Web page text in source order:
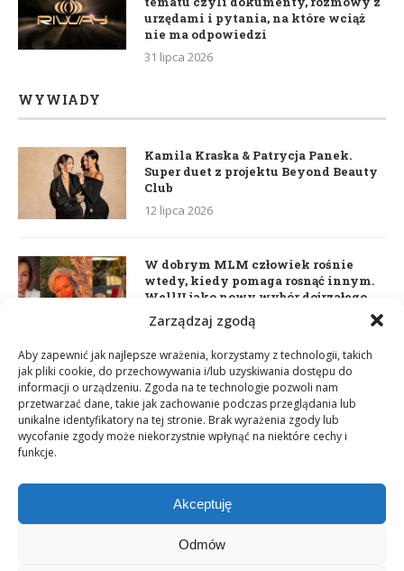
Zarządzaj zgodą
Aby zapewnić jak najlepsze wrażenia, korzystamy z technologii, takich
jak pliki cookie, do przechowywania i/lub uzyskiwania dostępu do
informacji o urządzeniu. Zgoda na te technologie pozwoli nam
przetwarzać dane, takie jak zachowanie podczas przeglądania lub
unikalne identyfikatory na tej stronie. Brak wyrażenia zgody lub
wycofanie zgody może niekorzystnie wpłynąć na niektóre cechy i
funkcje.
Akceptuję
Odmów
urzędami i pytania, na które wciąż
nie ma odpowiedzi
31 lipca 2026
WYWIADY
Kamila Kraska & Patrycja Panek.
Super duet z projektu Beyond Beauty
Club
12 lipca 2026
W dobrym MLM człowiek rośnie
wtedy, kiedy pomaga rosnąć innym.
WellU jako nowy wybór dojrzałego
lidera
Daria Dudzik. Kocham Cię
17 kwietnia 2026